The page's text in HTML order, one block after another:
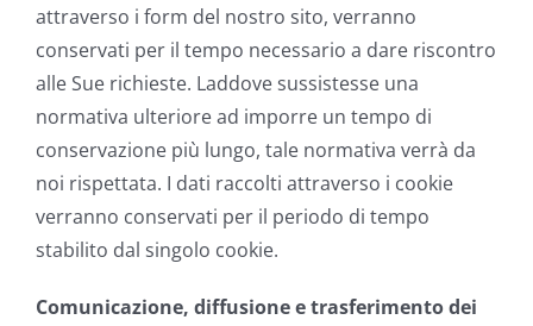
attraverso i form del nostro sito, verranno
conservati per il tempo necessario a dare riscontro
alle Sue richieste. Laddove sussistesse una
normativa ulteriore ad imporre un tempo di
conservazione più lungo, tale normativa verrà da
noi rispettata. I dati raccolti attraverso i cookie
verranno conservati per il periodo di tempo
stabilito dal singolo cookie.
Comunicazione, diffusione e trasferimento dei